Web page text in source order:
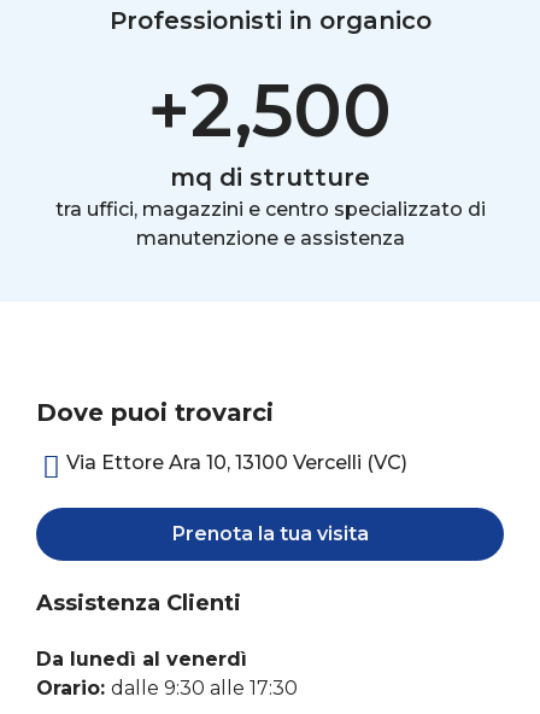
Professionisti in organico
+2,500
mq di strutture
tra uffici, magazzini e centro specializzato di
manutenzione e assistenza
Dove puoi trovarci
Via Ettore Ara 10, 13100 Vercelli (VC)
Prenota la tua visita
Assistenza Clienti
Da lunedì al venerdì
Orario: dalle 9:30 alle 17:30